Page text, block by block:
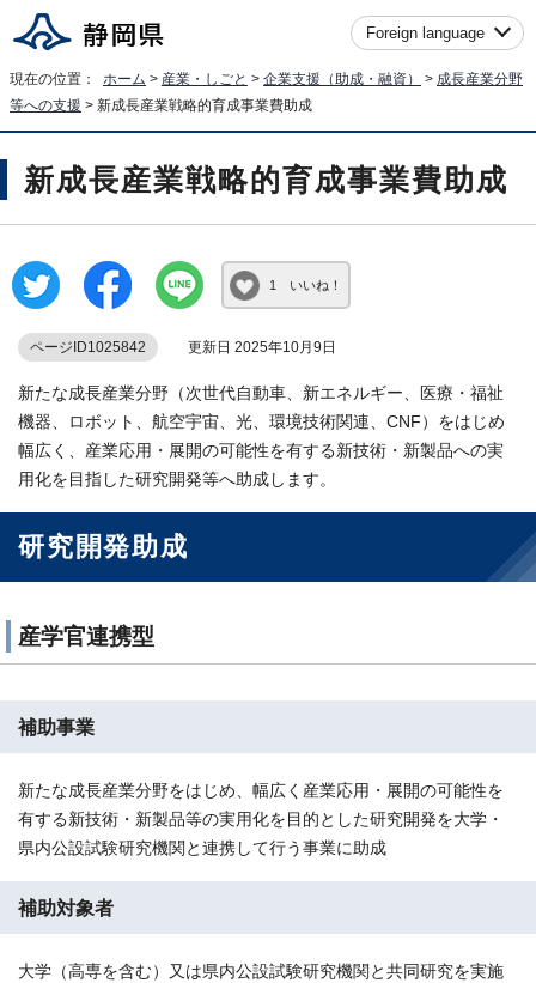
Foreign language
現在の位置： ホーム > 産業・しごと > 企業支援（助成・融資） > 成長産業分野
等への支援 > 新成長産業戦略的育成事業費助成
新成長産業戦略的育成事業費助成
1 いいね！
ページID1025842 更新日 2025年10月9日
新たな成長産業分野（次世代自動車、新エネルギー、医療・福祉
機器、ロボット、航空宇宙、光、環境技術関連、CNF）をはじめ
幅広く、産業応用・展開の可能性を有する新技術・新製品への実
用化を目指した研究開発等へ助成します。
研究開発助成
産学官連携型
補助事業
新たな成長産業分野をはじめ、幅広く産業応用・展開の可能性を
有する新技術・新製品等の実用化を目的とした研究開発を大学・
県内公設試験研究機関と連携して行う事業に助成
補助対象者
大学（高専を含む）又は県内公設試験研究機関と共同研究を実施